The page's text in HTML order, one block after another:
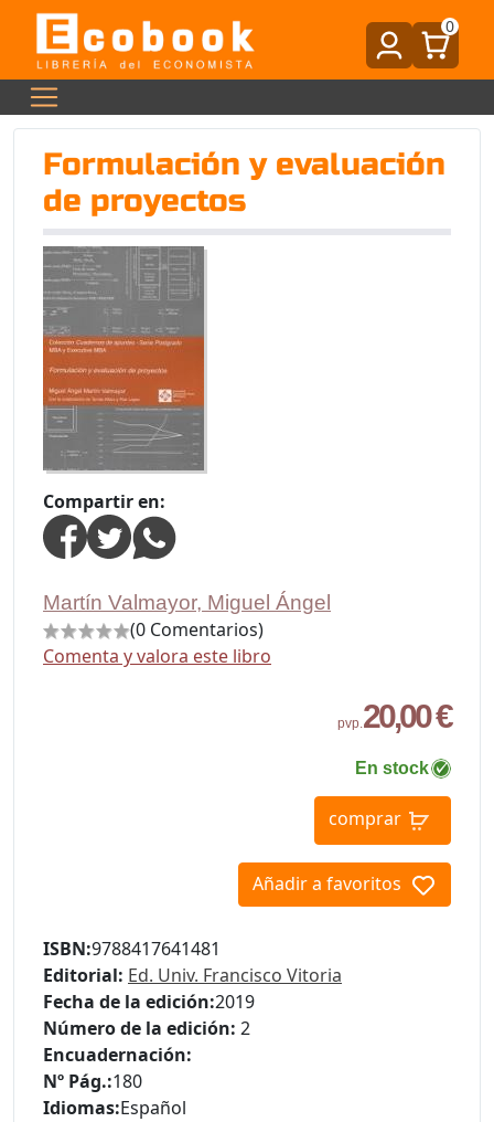
0
Formulación y evaluación
de proyectos
Compartir en:
Martín Valmayor, Miguel Ángel
(0 Comentarios)
Comenta y valora este libro
pvp.20,00 €
En stock
comprar
Añadir a favoritos
ISBN:9788417641481
Editorial: Ed. Univ. Francisco Vitoria
Fecha de la edición:2019
Número de la edición: 2
Encuadernación:
Nº Pág.:180
Idiomas:Español